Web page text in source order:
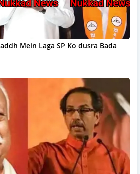
Mein Laga SP Ko dusra Bada